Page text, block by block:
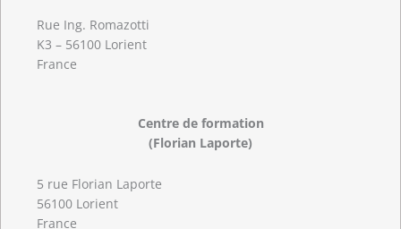
Rue Ing. Romazotti
K3 – 56100 Lorient
France
Centre de formation
(Florian Laporte)
5 rue Florian Laporte
56100 Lorient
France